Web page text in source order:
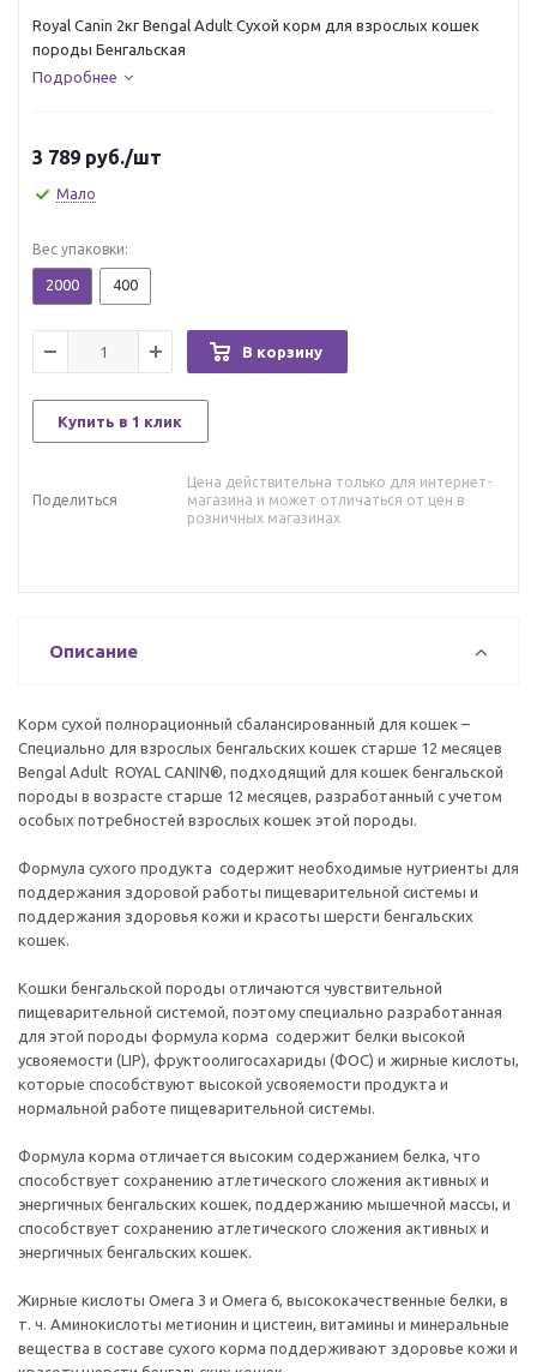
Royal Canin 2кг Bengal Adult Сухой корм для взрослых кошек
породы Бенгальская
Подробнее
3 789 руб./шт
Мало
Вес упаковки:
2000 400
В корзину
Купить в 1 клик
Поделиться
Цена действительна только для интернет-
магазина и может отличаться от цен в
розничных магазинах
Описание
Корм сухой полнорационный сбалансированный для кошек –
Специально для взрослых бенгальских кошек старше 12 месяцев
Bengal Adult ROYAL CANIN®, подходящий для кошек бенгальской
породы в возрасте старше 12 месяцев, разработанный с учетом
особых потребностей взрослых кошек этой породы.
Формула сухого продукта содержит необходимые нутриенты для
поддержания здоровой работы пищеварительной системы и
поддержания здоровья кожи и красоты шерсти бенгальских
кошек.
Кошки бенгальской породы отличаются чувствительной
пищеварительной системой, поэтому специально разработанная
для этой породы формула корма содержит белки высокой
усвояемости (LIP), фруктоолигосахариды (ФОС) и жирные кислоты,
которые способствуют высокой усвояемости продукта и
нормальной работе пищеварительной системы.
Формула корма отличается высоким содержанием белка, что
способствует сохранению атлетического сложения активных и
энергичных бенгальских кошек, поддержанию мышечной массы, и
способствует сохранению атлетического сложения активных и
энергичных бенгальских кошек.
Жирные кислоты Омега 3 и Омега 6, высококачественные белки, в
т. ч. Аминокислоты метионин и цистеин, витамины и минеральные
вещества в составе сухого корма поддерживают здоровье кожи и